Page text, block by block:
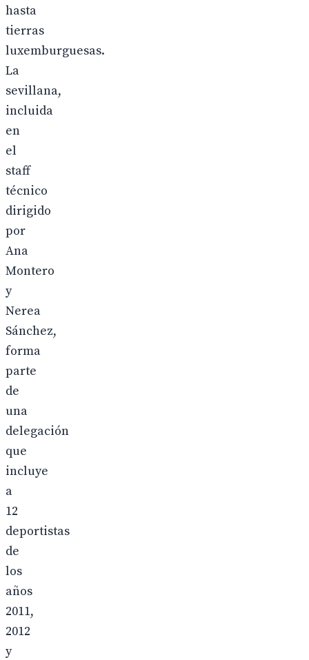
hasta
tierras
luxemburguesas.
La
sevillana,
incluida
en
el
staff
técnico
dirigido
por
Ana
Montero
y
Nerea
Sánchez,
forma
parte
de
una
delegación
que
incluye
a
12
deportistas
de
los
años
2011,
2012
y